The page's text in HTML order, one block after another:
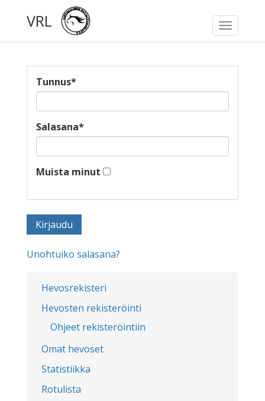
Toggle
VRL
Hevosrekisteri
Hevosten rekisteröinti
Ohjeet rekisteröintiin
Omat hevoset
Statistiikka
Rotulista
Tunnus*
Salasana*
Muista minut
Unohtuiko salasana?